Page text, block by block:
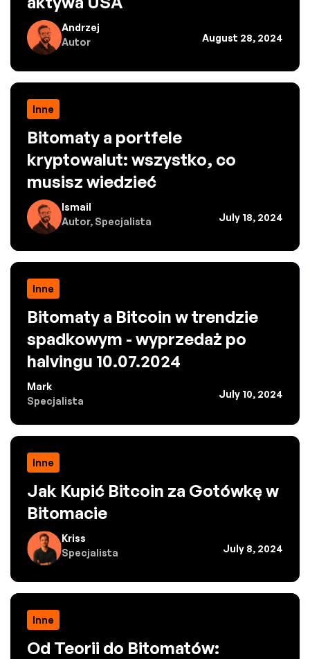
Andrzej
Autor
August 28, 2024
Inne
Bitomaty a portfele
kryptowalut: wszystko, co
musisz wiedzieć
Ismail
Autor, Specjalista
July 18, 2024
Inne
Bitomaty a Bitcoin w trendzie
spadkowym - wyprzedaż po
halvingu 10.07.2024
Mark
Specjalista
July 10, 2024
Inne
Jak Kupić Bitcoin za Gotówkę w
Bitomacie
Kriss
Specjalista
July 8, 2024
Inne
Od Teorii do Bitomatów: